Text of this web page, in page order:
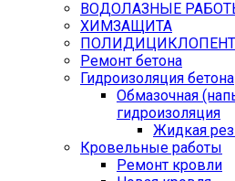
ВОДОЛАЗНЫЕ
ХИМЗАЩИТА
Ремонт бетона
Гидроизоляция бетона
Обмазочная
гидроизоляция
Жидкая
Кровельные работы
Ремонт кровли